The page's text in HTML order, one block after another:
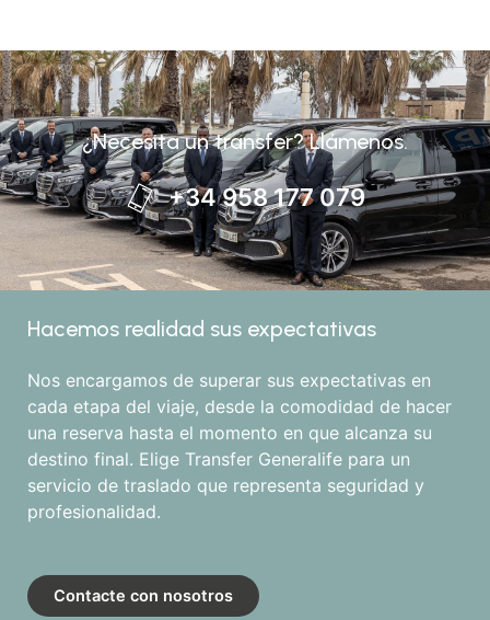
¿Necesita un transfer? Llámenos.
+34 958 177 079
Hacemos realidad sus expectativas
Nos encargamos de superar sus expectativas en
cada etapa del viaje, desde la comodidad de hacer
una reserva hasta el momento en que alcanza su
destino final. Elige Transfer Generalife para un
servicio de traslado que representa seguridad y
profesionalidad.
Contacte con nosotros